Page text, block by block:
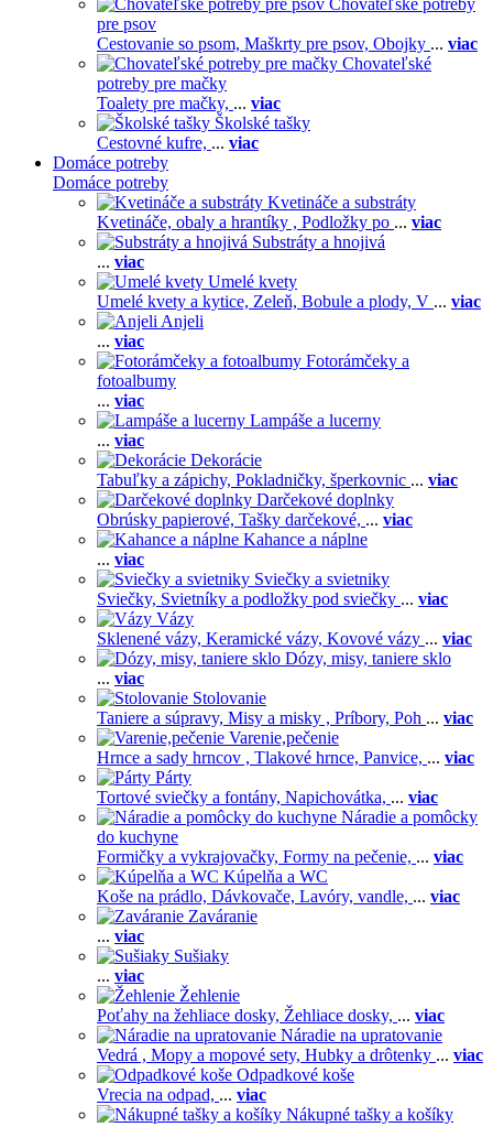
Chovateľské potreby
pre psov
Cestovanie so psom, Maškrty pre psov, Obojky ... viac
Chovateľské
potreby pre mačky
Toalety pre mačky, ... viac
Školské tašky
Cestovné kufre, ... viac
Domáce potreby
Domáce potreby
Kvetináče a substráty
Kvetináče, obaly a hrantíky , Podložky po ... viac
Substráty a hnojivá
... viac
Umelé kvety
Umelé kvety a kytice, Zeleň, Bobule a plody, V ... viac
Anjeli
... viac
Fotorámčeky a
fotoalbumy
... viac
Lampáše a lucerny
... viac
Dekorácie
Tabuľky a zápichy, Pokladničky, šperkovnic ... viac
Darčekové doplnky
Obrúsky papierové, Tašky darčekové, ... viac
Kahance a náplne
... viac
Sviečky a svietniky
Sviečky, Svietníky a podložky pod sviečky ... viac
Vázy
Sklenené vázy, Keramické vázy, Kovové vázy ... viac
Dózy, misy, taniere sklo
... viac
Stolovanie
Taniere a súpravy, Misy a misky , Príbory, Poh ... viac
Varenie,pečenie
Hrnce a sady hrncov , Tlakové hrnce, Panvice, ... viac
Párty
Tortové sviečky a fontány, Napichovátka, ... viac
Náradie a pomôcky
do kuchyne
Formičky a vykrajovačky, Formy na pečenie, ... viac
Kúpelňa a WC
Koše na prádlo, Dávkovače, Lavóry, vandle, ... viac
Zaváranie
... viac
Sušiaky
... viac
Žehlenie
Poťahy na žehliace dosky, Žehliace dosky, ... viac
Náradie na upratovanie
Vedrá , Mopy a mopové sety, Hubky a drôtenky ... viac
Odpadkové koše
Vrecia na odpad, ... viac
Nákupné tašky a košíky